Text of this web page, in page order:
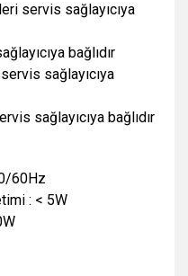
servis sağlayıcıya
bağlıdır
sağlayıcıya
sağlayıcıya bağlıdır
60Hz
: < 5W